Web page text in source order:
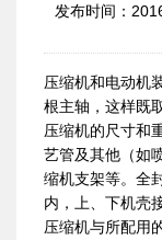
发布时间：
压缩机和电动机
根主轴，这样既
压缩机的尺寸和
艺管及其他（如
缩机支架等。全
内，上、下机壳
压缩机与所配用